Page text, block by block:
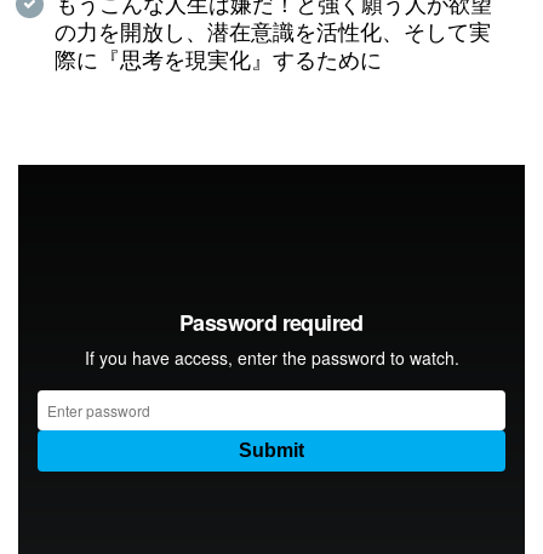
の力を開放し、潜在意識を活性化、そして実
際に『思考を現実化』するために